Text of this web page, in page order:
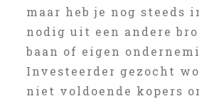
maar heb je nog steeds
nodig uit een andere
baan of eigen
Investeerder gezocht
niet voldoende kopers